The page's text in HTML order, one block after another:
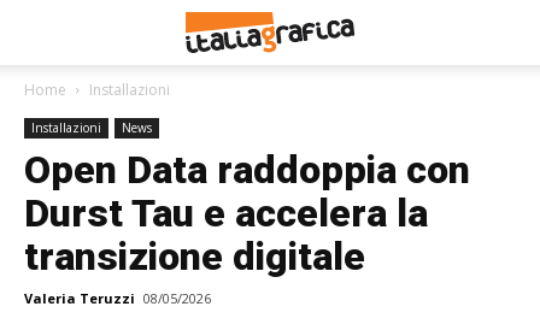
Home Installazioni
Installazioni News
Open Data raddoppia con
Durst Tau e accelera la
transizione digitale
Valeria Teruzzi 08/05/2026